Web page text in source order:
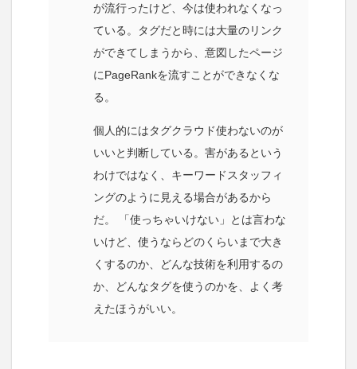
が流行ったけど、今は使われなくなっ
ている。タグだと時には大量のリンク
ができてしまうから、意図したページ
にPageRankを流すことができなくな
る。
個人的にはタグクラウド使わないのが
いいと判断している。害があるという
わけではなく、キーワードスタッフィ
ングのように見える場合があるから
だ。 「使っちゃいけない」とは言わな
いけど、使うならどのくらいまで大き
くするのか、どんな技術を利用するの
か、どんなタグを使うのかを、よく考
えたほうがいい。